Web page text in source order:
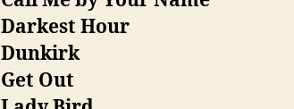
Darkest Hour
Dunkirk
Get Out